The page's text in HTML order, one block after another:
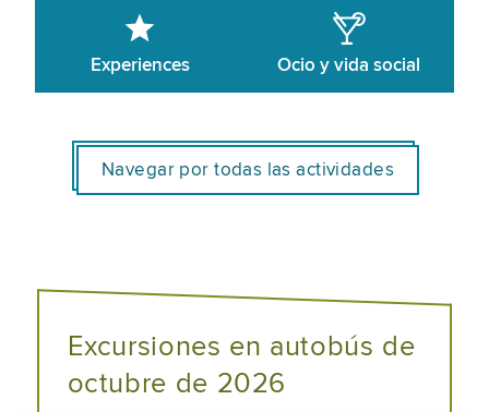
Experiences Ocio y vida social
Navegar por todas las actividades
Excursiones en autobús de
octubre de 2026